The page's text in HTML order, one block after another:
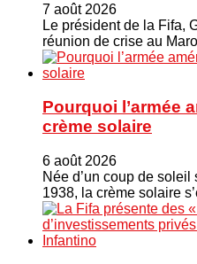
7 août 2026
Le président de la Fifa,
réunion de crise au
Pourquoi l’armée
crème solaire
6 août 2026
Née d’un coup de
1938, la crème solaire